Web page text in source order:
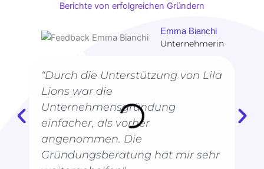
Berichte von erfolgreichen Gründern
“Durch die Unterstützung von Lila
Lions war die
Unternehmensgründung
einfacher, als vorher
angenommen. Die
Gründungsberatung hat mir sehr
Emma Bianchi
Unternehmerin